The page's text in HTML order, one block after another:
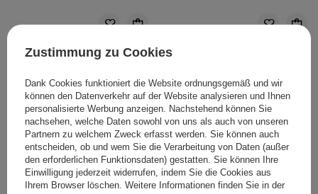
Zustimmung zu Cookies
Dank Cookies funktioniert die Website ordnungsgemäß und wir
können den Datenverkehr auf der Website analysieren und Ihnen
personalisierte Werbung anzeigen. Nachstehend können Sie
nachsehen, welche Daten sowohl von uns als auch von unseren
Partnern zu welchem Zweck erfasst werden. Sie können auch
entscheiden, ob und wem Sie die Verarbeitung von Daten (außer
den erforderlichen Funktionsdaten) gestatten. Sie können Ihre
Einwilligung jederzeit widerrufen, indem Sie die Cookies aus
Ihrem Browser löschen. Weitere Informationen finden Sie in der